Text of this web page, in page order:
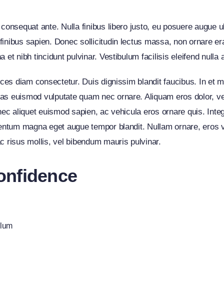
ante. Nulla finibus libero justo, eu posuere augue
sapien. Donec sollicitudin lectus massa, non ornare
et nibh tincidunt pulvinar. Vestibulum facilisis eleifend nulla
diam consectetur. Duis dignissim blandit faucibus. In et
euismod vulputate quam nec ornare. Aliquam eros dolor,
aliquet euismod sapien, ac vehicula eros ornare quis.
magna eget augue tempor blandit. Nullam ornare,
risus mollis, vel bibendum mauris pulvinar.